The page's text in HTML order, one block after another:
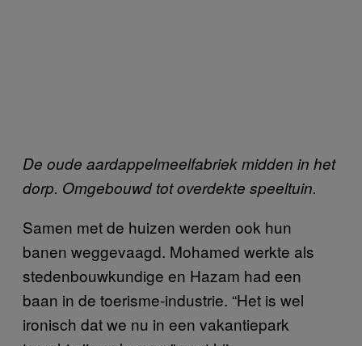
De oude aardappelmeelfabriek midden in het
dorp. Omgebouwd tot overdekte speeltuin.
Samen met de huizen werden ook hun
banen weggevaagd. Mohamed werkte als
stedenbouwkundige en Hazam had een
baan in de toerisme-industrie. “Het is wel
ironisch dat we nu in een vakantiepark